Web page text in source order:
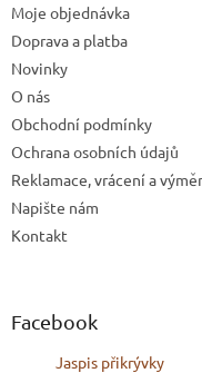
Moje objednávka
Doprava a platba
Novinky
O nás
Obchodní podmínky
Ochrana osobních údajů
Reklamace, vrácení a
Napište nám
Kontakt
Facebook
Jaspis přikrývky